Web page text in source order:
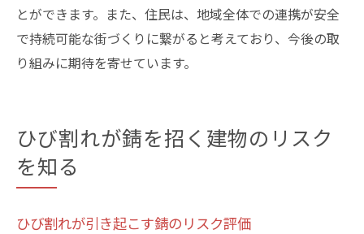
とができます。また、住民は、地域全体での連携が安全
で持続可能な街づくりに繋がると考えており、今後の取
り組みに期待を寄せています。
ひび割れが錆を招く建物のリスク
を知る
ひび割れが引き起こす錆のリスク評価